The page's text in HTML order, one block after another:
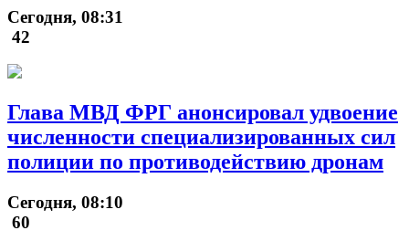
Сегодня, 08:31
42
Глава МВД ФРГ анонсировал удвоение
численности специализированных сил
полиции по противодействию дронам
Сегодня, 08:10
60